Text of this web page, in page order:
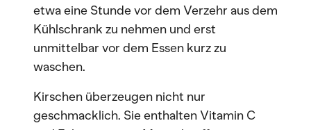
etwa eine Stunde vor dem Verzehr aus dem
Kühlschrank zu nehmen und erst
unmittelbar vor dem Essen kurz zu
waschen.
Kirschen überzeugen nicht nur
geschmacklich. Sie enthalten Vitamin C